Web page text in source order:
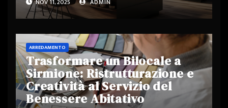
NOV 11, 2025 ADMIN
ARREDAMENTO
Trasformare un Bilocale a
Sirmione: Ristrutturazione e
Creatività al Servizio del
Benessere Abitativo